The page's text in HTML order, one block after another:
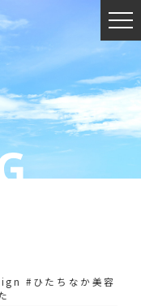
#ひたちなか美容